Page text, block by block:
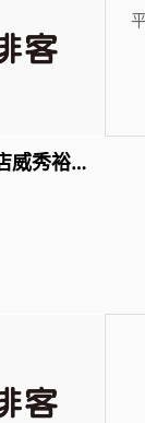
藏壽司 新店威秀裕隆店